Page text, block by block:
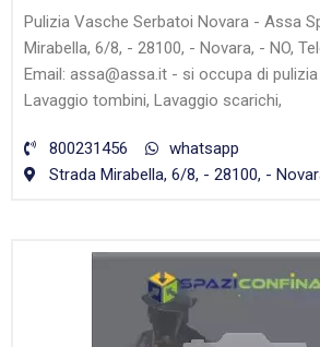
Pulizia Vasche Serbatoi Novara - Assa
Mirabella, 6/8, - 28100, - Novara, - NO,
Email: assa@assa.it - si occupa di
Lavaggio tombini, Lavaggio scarichi,
800231456
whatsapp
Strada Mirabella, 6/8, - 28100, -